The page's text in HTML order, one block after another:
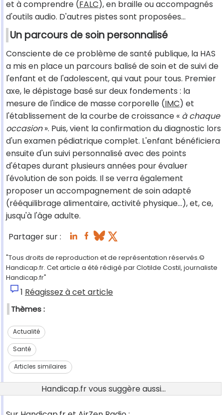
et à comprendre (FALC), en braille ou accompagnés
d'outils audio. D'autres pistes sont proposées…
Un parcours de soin personnalisé
Consciente de ce problème de santé publique, la HAS
a mis en place un parcours balisé de soin et de suivi de
l'enfant et de l'adolescent, qui vaut pour tous. Premier
axe, le dépistage basé sur deux fondements : la
mesure de l'indice de masse corporelle (IMC) et
l'établissement de la courbe de croissance « à chaque
occasion». Puis, vient la confirmation du diagnostic lors
d'un examen pédiatrique complet. L'enfant bénéficiera
ensuite d'un suivi personnalisé avec des points
d'étapes durant plusieurs années pour évaluer
l'évolution de son poids. Il se verra également
proposer un accompagnement de soin adapté
(rééquilibrage alimentaire, activité physique…), et, ce,
jusqu'à l'âge adulte.
Partager sur :
"Tous droits de reproduction et de représentation réservés.©
Handicap.fr. Cet article a été rédigé par Clotilde Costil, journaliste
Handicap.fr"
1 Réagissez à cet article
Thèmes :
Actualité
Santé
Articles similaires
Handicap.fr vous suggère aussi...